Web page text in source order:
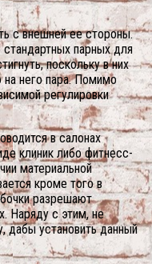
с внешней ее стороны.
парных для
поскольку в них
него пара. Помимо
регулировки
в салонах
клиник либо фитнесс-
материальной
кроме того в
разрешают
Наряду с этим, не
дабы установить данный